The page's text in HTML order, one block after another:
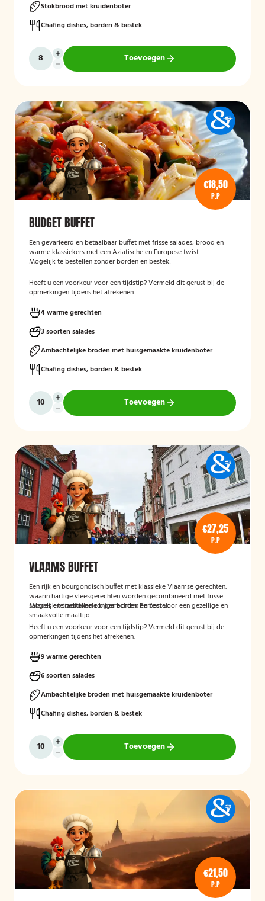
Stokbrood met kruidenboter
Chafing dishes, borden & bestek
Toevoegen
€18,50
P.P
BUDGET BUFFET
Een gevarieerd en betaalbaar buffet met frisse salades, brood en
warme klassiekers met een Aziatische en Europese twist.
Mogelijk te bestellen zonder borden en bestek!
Heeft u een voorkeur voor een tijdstip? Vermeld dit gerust bij de
opmerkingen tijdens het afrekenen.
4 warme gerechten
3 soorten salades
Ambachtelijke broden met huisgemaakte kruidenboter
Chafing dishes, borden & bestek
Toevoegen
€27,25
P.P
VLAAMS BUFFET
Een rijk en bourgondisch buffet met klassieke Vlaamse gerechten,
waarin hartige vleesgerechten worden gecombineerd met frisse
salades en traditionele bijgerechten. Perfect voor een gezellige en
smaakvolle maaltijd.
Mogelijk te bestellen zonder borden en bestek!
Heeft u een voorkeur voor een tijdstip? Vermeld dit gerust bij de
opmerkingen tijdens het afrekenen.
9 warme gerechten
6 soorten salades
Ambachtelijke broden met huisgemaakte kruidenboter
Chafing dishes, borden & bestek
Toevoegen
€21,50
P.P